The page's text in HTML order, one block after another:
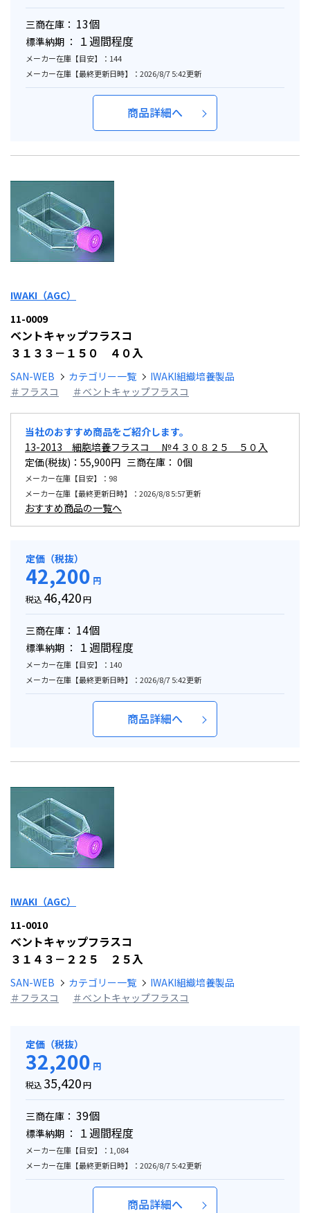
三商在庫： 13個
標準納期 ： １週間程度
メーカー在庫【目安】：144
メーカー在庫【最終更新日時】：2026/8/7 5:42更新
商品詳細へ
IWAKI（AGC）
11-0009
ベントキャップフラスコ
３１３３－１５０ ４０入
SAN-WEB カテゴリー一覧
IWAKI組織培養製品
＃フラスコ
＃ベントキャップフラスコ
当社のおすすめ商品をご紹介します。
13-2013 細胞培養フラスコ №４３０８２５ ５０入
定価(税抜)：55,900円 三商在庫： 0個
メーカー在庫【目安】：98
メーカー在庫【最終更新日時】：2026/8/8 5:57更新
おすすめ商品の一覧へ
定価（税抜）
42,200 円
税込 46,420円
三商在庫： 14個
標準納期 ： １週間程度
メーカー在庫【目安】：140
メーカー在庫【最終更新日時】：2026/8/7 5:42更新
商品詳細へ
IWAKI（AGC）
11-0010
ベントキャップフラスコ
３１４３－２２５ ２５入
SAN-WEB カテゴリー一覧
IWAKI組織培養製品
＃フラスコ
＃ベントキャップフラスコ
定価（税抜）
32,200 円
税込 35,420円
三商在庫： 39個
標準納期 ： １週間程度
メーカー在庫【目安】：1,084
メーカー在庫【最終更新日時】：2026/8/7 5:42更新
商品詳細へ